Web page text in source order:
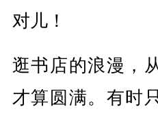
对儿！
逛书店的浪漫，
才算圆满。有时